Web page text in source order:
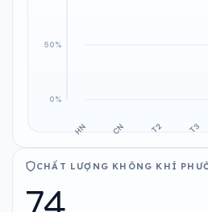
CHẤT LƯỢNG KHÔNG KHÍ